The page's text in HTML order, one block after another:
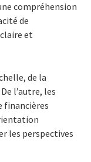
compréhension
de
et
de la
l’autre, les
financières
les perspectives